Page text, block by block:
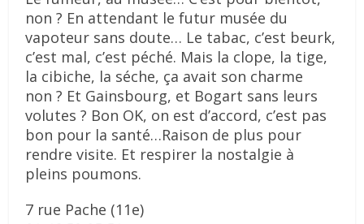
non ? En attendant le futur musée du
vapoteur sans doute… Le tabac, c’est beurk,
c’est mal, c’est péché. Mais la clope, la tige,
la cibiche, la séche, ça avait son charme
non ? Et Gainsbourg, et Bogart sans leurs
volutes ? Bon OK, on est d’accord, c’est pas
bon pour la santé…Raison de plus pour
rendre visite. Et respirer la nostalgie à
pleins poumons.
7 rue Pache (11e)